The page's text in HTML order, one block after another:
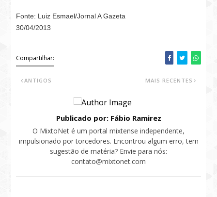
Fonte: Luiz Esmael/Jornal A Gazeta
30/04/2013
Compartilhar:
MAIS RECENTES
ANTIGOS
Publicado por: Fábio Ramirez
O MixtoNet é um portal mixtense independente,
impulsionado por torcedores. Encontrou algum erro, tem
sugestão de matéria? Envie para nós:
contato@mixtonet.com